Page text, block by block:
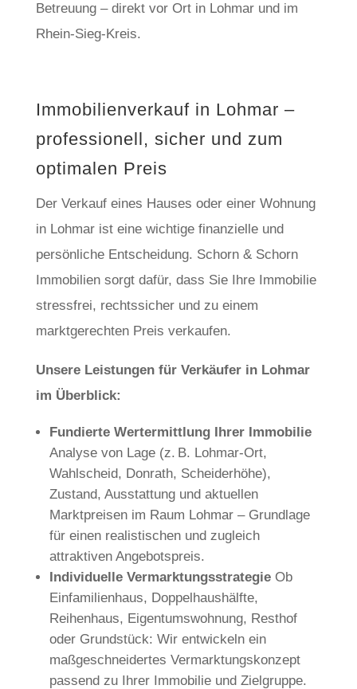
Betreuung – direkt vor Ort in Lohmar und im
Rhein-Sieg-Kreis.
Immobilienverkauf in Lohmar –
professionell, sicher und zum
optimalen Preis
Der Verkauf eines Hauses oder einer Wohnung
in Lohmar ist eine wichtige finanzielle und
persönliche Entscheidung. Schorn & Schorn
Immobilien sorgt dafür, dass Sie Ihre Immobilie
stressfrei, rechtssicher und zu einem
marktgerechten Preis verkaufen.
Unsere Leistungen für Verkäufer in Lohmar
im Überblick:
Fundierte Wertermittlung Ihrer Immobilie
Analyse von Lage (z. B. Lohmar-Ort,
Wahlscheid, Donrath, Scheiderhöhe),
Zustand, Ausstattung und aktuellen
Marktpreisen im Raum Lohmar – Grundlage
für einen realistischen und zugleich
attraktiven Angebotspreis.
Individuelle VermarktungsstrategieOb
Einfamilienhaus, Doppelhaushälfte,
Reihenhaus, Eigentumswohnung, Resthof
oder Grundstück: Wir entwickeln ein
maßgeschneidertes Vermarktungskonzept
passend zu Ihrer Immobilie und Zielgruppe.